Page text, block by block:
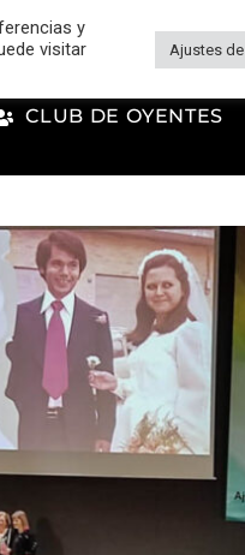
CLUB DE OYENTES
y
visitar
Ajustes